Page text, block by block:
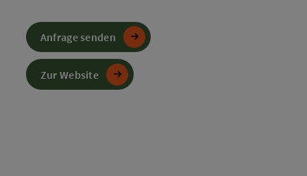
Anfrage senden
Zur Website